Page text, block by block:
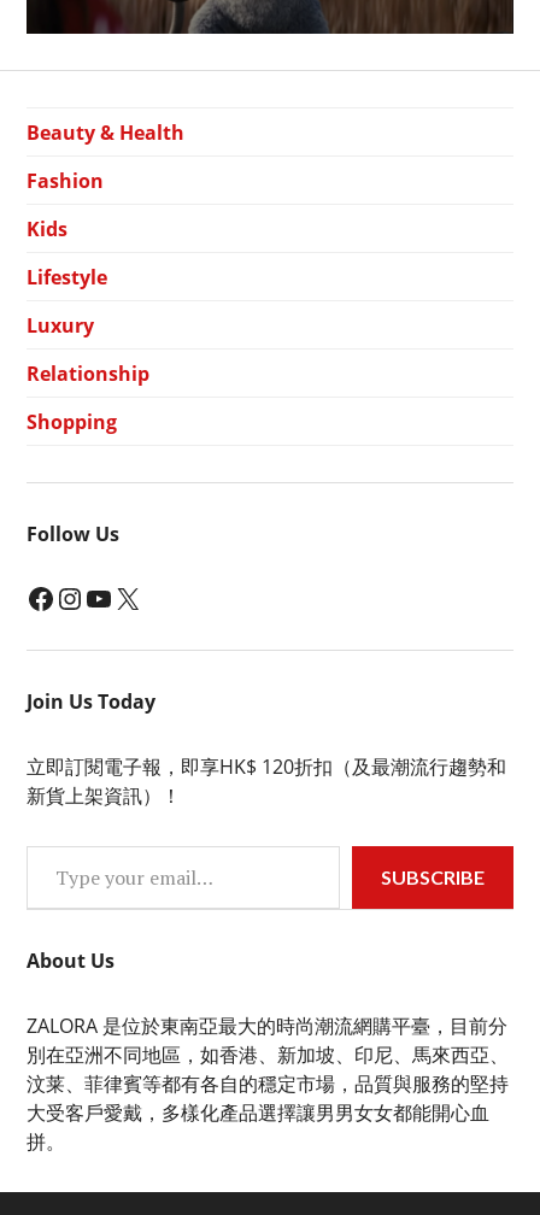
Beauty & Health
Fashion
Kids
Lifestyle
Luxury
Relationship
Shopping
Follow Us
Facebook InstagramYouTube X
Join Us Today
立即訂閱電子報，即享HK$ 120折扣（及最潮流行趨勢和
新貨上架資訊）！
Type your email…
SUBSCRIBE
About Us
ZALORA 是位於東南亞最大的時尚潮流網購平臺，目前分
別在亞洲不同地區，如香港、新加坡、印尼、馬來西亞、
汶莱、菲律賓等都有各自的穩定市場，品質與服務的堅持
大受客戶愛戴，多樣化產品選擇讓男男女女都能開心血
拼。